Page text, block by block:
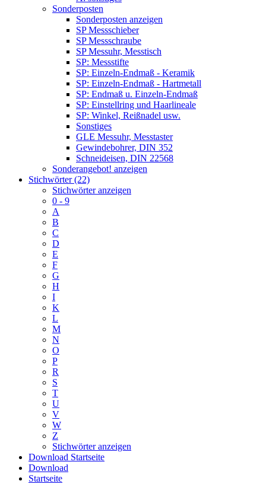
Sonderposten
Sonderposten anzeigen
SP Messschieber
SP Messschraube
SP Messuhr, Messtisch
SP: Messstifte
SP: Einzeln-Endmaß - Keramik
SP: Einzeln-Endmaß - Hartmetall
SP: Endmaß u. Einzeln-Endmaß
SP: Einstellring und Haarlineale
SP: Winkel, Reißnadel usw.
Sonstiges
GLE Messuhr, Messtaster
Gewindebohrer, DIN 352
Schneideisen, DIN 22568
Sonderangebot! anzeigen
Stichwörter (22)
Stichwörter anzeigen
0 - 9
A
B
C
D
E
F
G
H
I
K
L
M
N
O
P
R
S
T
U
V
W
Z
Stichwörter anzeigen
Download Startseite
Download
Startseite